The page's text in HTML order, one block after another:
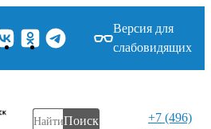
Версия для
слабовидящих
Поиск
+7 (496)